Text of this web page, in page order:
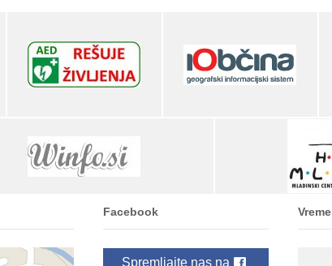
Facebook
Spremljajte nas na
Vreme